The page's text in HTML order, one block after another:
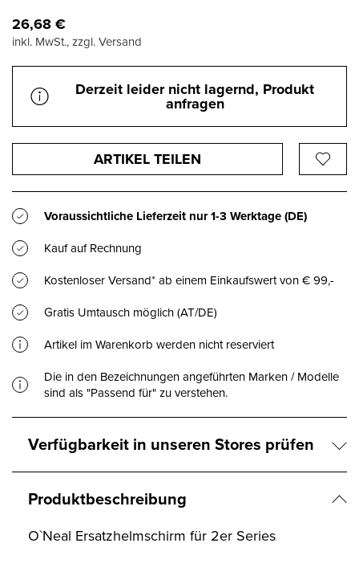
26,68€
inkl. MwSt., zzgl. Versand
Derzeit leider nicht lagernd, Produkt
anfragen
ARTIKEL TEILEN
Voraussichtliche Lieferzeit nur1-3 Werktage(DE)
Kauf auf Rechnung
Kostenloser Versand* ab einem Einkaufswert von € 99,-
Gratis Umtausch möglich (AT/DE)
Artikel im Warenkorb werden nicht reserviert
Die in den Bezeichnungen angeführten Marken / Modelle
sind als "Passend für" zu verstehen.
Verfügbarkeit in unseren Stores prüfen
Produktbeschreibung
O`Neal Ersatzhelmschirm für 2er Series